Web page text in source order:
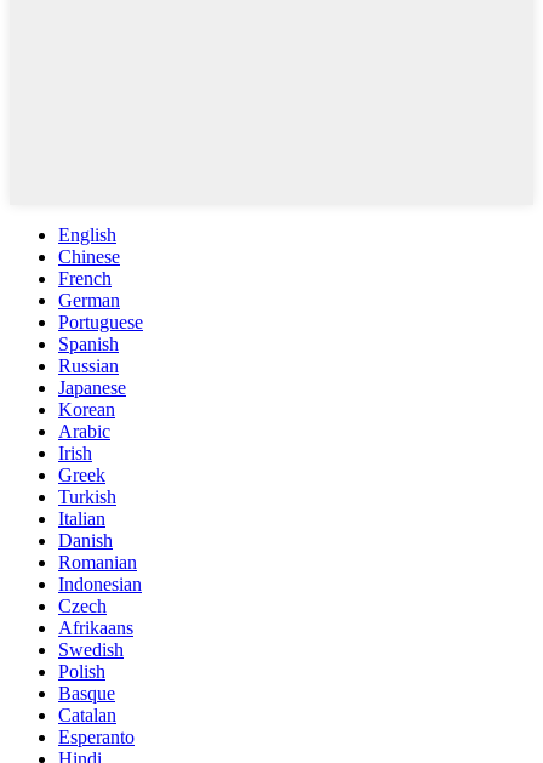
English
Chinese
French
German
Portuguese
Spanish
Russian
Japanese
Korean
Arabic
Irish
Greek
Turkish
Italian
Danish
Romanian
Indonesian
Czech
Afrikaans
Swedish
Polish
Basque
Catalan
Esperanto
Hindi